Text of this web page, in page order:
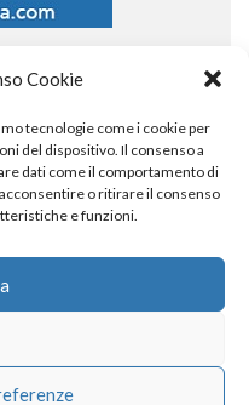
Cookie
tecnologie come i cookie per
del dispositivo. Il consenso a
dati come il comportamento di
o ritirare il consenso
e funzioni.
2024